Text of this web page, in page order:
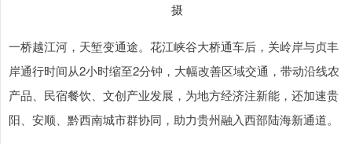
摄
一桥越江河，天堑变通途。花江峡谷大桥通车后，关岭岸与贞丰
岸通行时间从2小时缩至2分钟，大幅改善区域交通，带动沿线农
产品、民宿餐饮、文创产业发展，为地方经济注新能，还加速贵
阳、安顺、黔西南城市群协同，助力贵州融入西部陆海新通道。